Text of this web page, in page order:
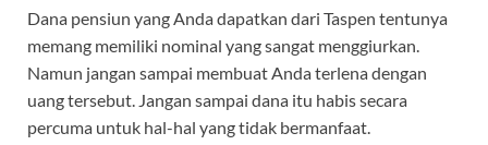
Dana pensiun yang Anda dapatkan dari Taspen tentunya
memang memiliki nominal yang sangat menggiurkan.
Namun jangan sampai membuat Anda terlena dengan
uang tersebut. Jangan sampai dana itu habis secara
percuma untuk hal-hal yang tidak bermanfaat.